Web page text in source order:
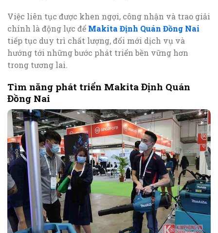
Việc liên tục được khen ngợi, công nhận và trao giải
chính là động lực để Makita Định Quán Đồng Nai
tiếp tục duy trì chất lượng, đổi mới dịch vụ và
hướng tới những bước phát triển bền vững hơn
trong tương lai.
Tìm năng phát triển Makita Định Quán
Đồng Nai